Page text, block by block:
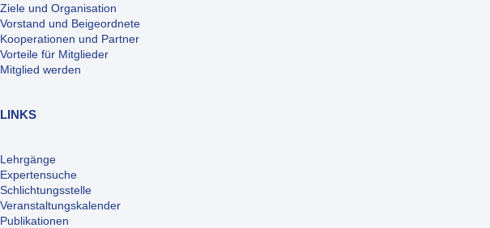
Ziele und Organisation
Vorstand und Beigeordnete
Kooperationen und Partner
Vorteile für Mitglieder
Mitglied werden
LINKS
Lehrgänge
Expertensuche
Schlichtungsstelle
Veranstaltungskalender
Publikationen